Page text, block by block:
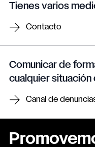
Tienes varios
Contacto
Comunicar de
cualquier
Canal de